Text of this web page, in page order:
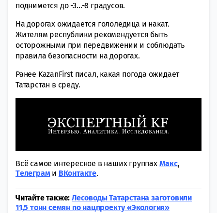
поднимется до -3…-8 градусов.
На дорогах ожидается гололедица и накат.
Жителям республики рекомендуется быть
осторожными при передвижении и соблюдать
правила безопасности на дорогах.
Ранее KazanFirst писал, какая погода ожидает
Татарстан в среду.
Всё самое интересное в наших группах Макс,
Tелеграми ВКонтакте.
Читайте также: Лесоводы Татарстана заготовили
11,5 тонн семян по нацпроекту «Экология»